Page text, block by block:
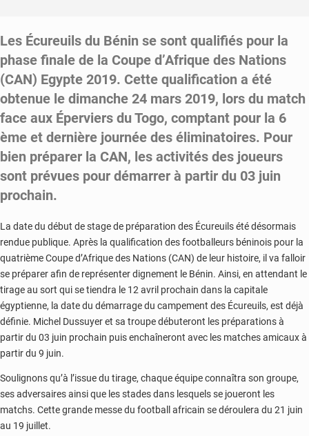
Les Écureuils du Bénin se sont qualifiés pour la
phase finale de la Coupe d’Afrique des Nations
(CAN) Egypte 2019. Cette qualification a été
obtenue le dimanche 24 mars 2019, lors du match
face aux Éperviers du Togo, comptant pour la 6
ème et dernière journée des éliminatoires. Pour
bien préparer la CAN, les activités des joueurs
sont prévues pour démarrer à partir du 03 juin
prochain.
La date du début de stage de préparation des Écureuils été désormais
rendue publique. Après la qualification des footballeurs béninois pour la
quatrième Coupe d’Afrique des Nations (CAN) de leur histoire, il va falloir
se préparer afin de représenter dignement le Bénin. Ainsi, en attendant le
tirage au sort qui se tiendra le 12 avril prochain dans la capitale
égyptienne, la date du démarrage du campement des Écureuils, est déjà
définie. Michel Dussuyer et sa troupe débuteront les préparations à
partir du 03 juin prochain puis enchaîneront avec les matches amicaux à
partir du 9 juin.
Soulignons qu’à l’issue du tirage, chaque équipe connaîtra son groupe,
ses adversaires ainsi que les stades dans lesquels se joueront les
matchs. Cette grande messe du football africain se déroulera du 21 juin
au 19 juillet.